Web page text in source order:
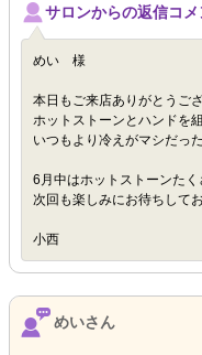
サロンからの返信コメ
めい 様
本日もご来店ありがとうご
ホットストーンとハンドを
いつもより冷えがマシだっ
6月中はホットストーンた
次回も楽しみにお待ちしてお
小西
めいさん